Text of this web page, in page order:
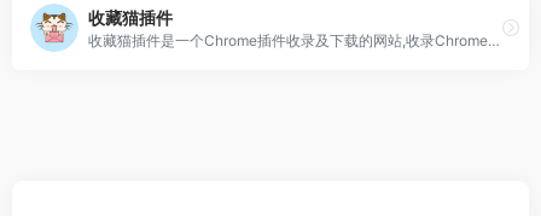
收藏猫插件
收藏猫插件是一个Chrome插件收录及下载的网站,收录Chrome插件,国内最好用的插件下载网站